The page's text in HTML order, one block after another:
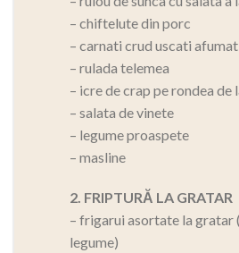
– chiftelute din porc
– carnati crud uscati
– rulada telemea
– icre de crap pe rondea de
– salata de vinete
– legume proaspete
– masline
2. FRIPTURĂ LA GRATAR
– frigarui asortate la gratar
legume)